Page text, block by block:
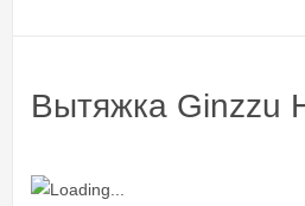
Вытяжка Ginzzu